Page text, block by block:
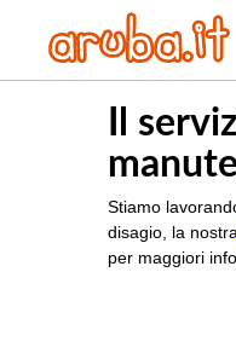
Il
Stiamo
disagio, la nostra
per maggiori